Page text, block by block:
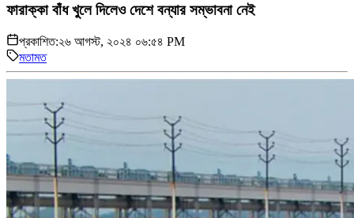
ফারাক্কা বাঁধ খুলে দিলেও দেশে বন্যার সম্ভাবনা নেই
প্রকাশিত:২৬ আগস্ট, ২০২৪ ০৬:৫৪ PM
মতামত